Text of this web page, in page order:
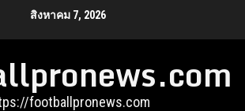
สิงหาคม 7, 2026
footballpronews.com